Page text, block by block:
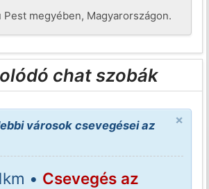
Pest megyében, Magyarországon.
chat szobák
×
városok csevegései az
• Csevegés az